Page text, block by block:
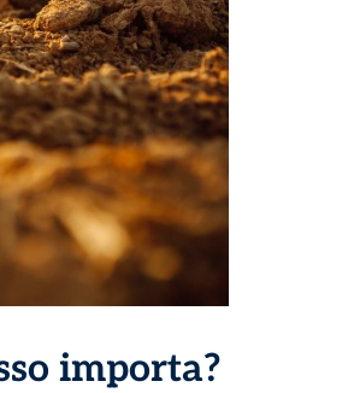
importa?